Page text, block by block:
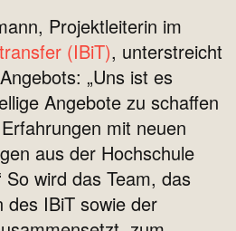
Projektleiterin im
(IBiT), unterstreicht
„Uns ist es
Angebote zu schaffen
mit neuen
aus der Hochschule
wird das Team, das
des IBiT sowie der